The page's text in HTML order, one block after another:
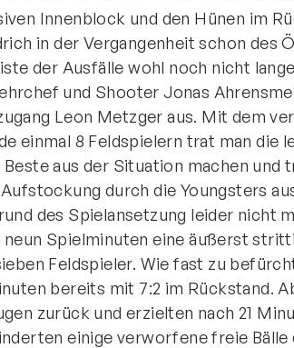
Innenblock und den Hünen im
in der Vergangenheit schon des
der Ausfälle wohl noch nicht
und Shooter Jonas
Leon Metzger aus. Mit dem
einmal 8 Feldspielern trat man die
Beste aus der Situation machen und
Aufstockung durch die Youngsters
des Spielansetzung leider nicht
neun Spielminuten eine äußerst
Feldspieler. Wie fast zu
bereits mit 7:2 im Rückstand.
zurück und erzielten nach 21
einige verworfene freie Bälle